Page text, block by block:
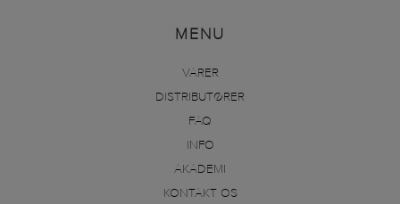
MENU
VARER
DISTRIBUTØRER
FAQ
INFO
AKADEMI
KONTAKT OS